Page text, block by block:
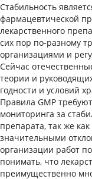
Стабильность
фармацевтической
лекарственного
сих пор по-разному
организациями и
Сейчас
теории и
годности и условий
Правила GMP
мониторинга за
препарата, так же
значительными
организации работ
понимать, что
преимущественно